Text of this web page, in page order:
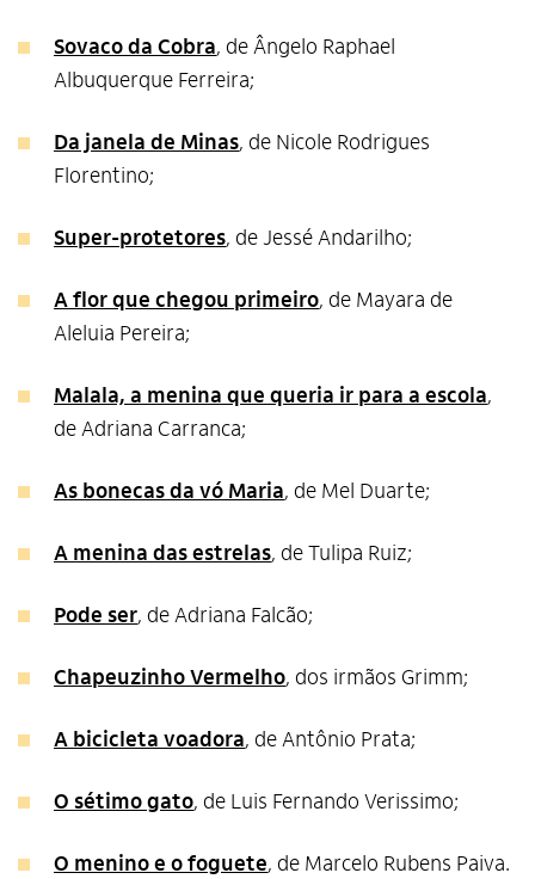
Sovaco da Cobra, de Ângelo Raphael
Albuquerque Ferreira;
Da janela de Minas, de Nicole Rodrigues
Florentino;
Super-protetores, de Jessé Andarilho;
A flor que chegou primeiro, de Mayara de
Aleluia Pereira;
Malala, a menina que queria ir para a escola,
de Adriana Carranca;
As bonecas da vó Maria, de Mel Duarte;
A menina das estrelas, de Tulipa Ruiz;
Pode ser, de Adriana Falcão;
Chapeuzinho Vermelho, dos irmãos Grimm;
A bicicleta voadora, de Antônio Prata;
O sétimo gato, de Luis Fernando Verissimo;
O menino e o foguete, de Marcelo Rubens Paiva.